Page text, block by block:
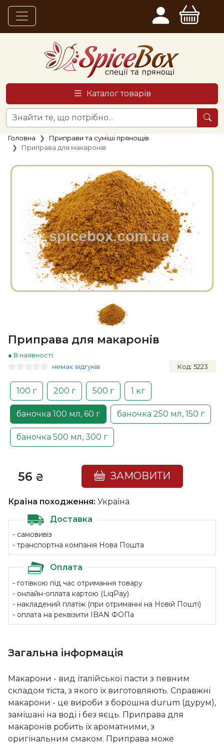
Каталог товарів
Головна
Приправи та суміші прянощів
Приправа для макаронів
Приправа для макаронів
● В наявності
немає відгуків
Код: 5223
100 г 200 г 500 г 1 кг
баночка 100 мл, 60 г баночка 250 мл, 150 г
баночка 500 мл, 300 г
56 ₴ ЗАМОВИТИ
Країна походження: Україна
Доставка
- самовивіз
- транспортна компанія Нова Пошта
Оплата
- готівкою під час отримання товару
- онлайн-оплата картою (LiqPay)
- накладений платіж (при отриманні на Новій Пошті)
- оплата на реквізити IBAN ФОПа
Загальна інформація
Макарони - вид італійської пасти з певним
складом тіста, з якого їх виготовляють. Справжні
макарони - це вироби з борошна durum (дурум),
замішані на воді і без яєць. Приправа для
макаронів робить їх ароматними, з
оригінальним смаком. Приправа може